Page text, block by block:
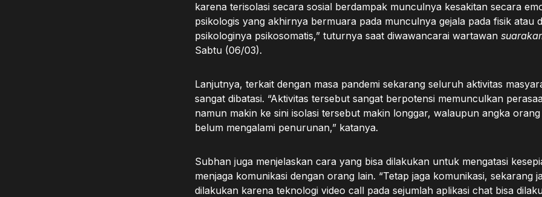
karena terisolasi secara sosial berdampak munculnya kesakitan secara
psikologis yang akhirnya bermuara pada munculnya gejala pada fisik atau
psikologinya psikosomatis,” tuturnya saat diwawancarai wartawan
Sabtu (06/03).
Lanjutnya, terkait dengan masa pandemi sekarang seluruh aktivitas
sangat dibatasi. “Aktivitas tersebut sangat berpotensi memunculkan
namun makin ke sini isolasi tersebut makin longgar, walaupun angka
belum mengalami penurunan,” katanya.
Subhan juga menjelaskan cara yang bisa dilakukan untuk mengatasi
menjaga komunikasi dengan orang lain. “Tetap jaga komunikasi, sekarang
dilakukan karena teknologi video call pada sejumlah aplikasi chat bisa